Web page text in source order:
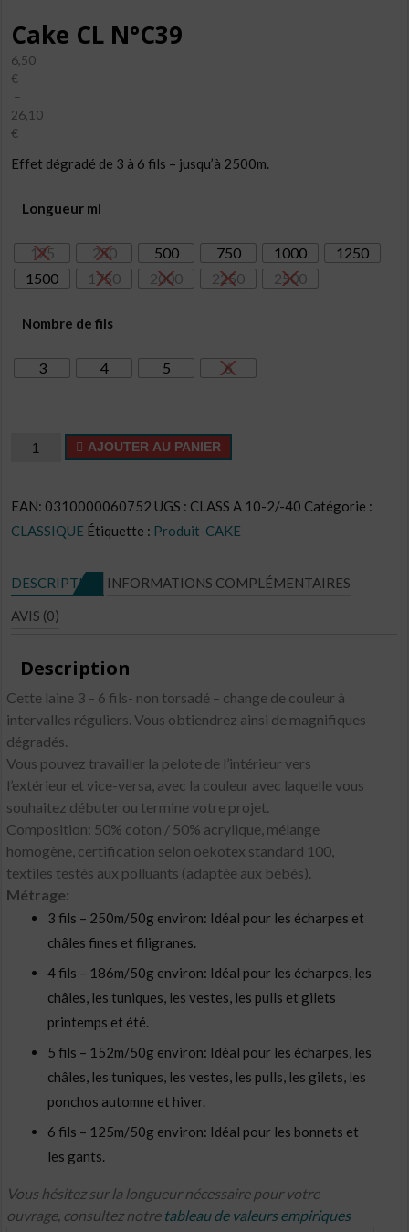
Cake CL N°C39
6,50
€
–
26,10
€
de
6,50€
26,10€
Effet dégradé de 3 à 6 fils – jusqu’à 2500m.
Longueur ml
125 250 500 750 1000
1250
1500
1750 2000 2250 2500
Nombre de fils
3 4 5 6
quantité
AJOUTER AU PANIER
EAN: 0310000060752 UGS : CLASS A 10-2/-40 Catégorie :
CLASSIQUE Étiquette : Produit-CAKE
DESCRIPTION
INFORMATIONS COMPLÉMENTAIRES
AVIS (0)
Description
Cette laine 3 – 6 fils- non torsadé – change de couleur à
intervalles réguliers. Vous obtiendrez ainsi de magnifiques
dégradés.
Vous pouvez travailler la pelote de l’intérieur vers
l’extérieur et vice-versa, avec la couleur avec laquelle vous
souhaitez débuter ou termine votre projet.
Composition: 50% coton / 50% acrylique, mélange
homogène, certification selon oekotex standard 100,
textiles testés aux polluants (adaptée aux bébés).
Métrage:
3 fils – 250m/50g environ: Idéal pour les écharpes et
châles fines et filigranes.
4 fils – 186m/50g environ: Idéal pour les écharpes, les
châles, les tuniques, les vestes, les pulls et gilets
printemps et été.
5 fils – 152m/50g environ: Idéal pour les écharpes, les
châles, les tuniques, les vestes, les pulls, les gilets, les
ponchos automne et hiver.
6 fils – 125m/50g environ: Idéal pour les bonnets et
les gants.
Vous hésitez sur la longueur nécessaire pour votre
ouvrage, consultez notre tableau de valeurs empiriques